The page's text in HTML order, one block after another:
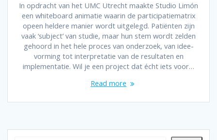
In opdracht van het UMC Utrecht maakte Studio Limón
een whiteboard animatie waarin de participatiematrix
opeen heldere manier wordt uitgelegd. Patiënten zijn
vaak ‘subject’ van studie, maar hun stem wordt zelden
gehoord in het hele proces van onderzoek, van idee-
vorming tot interpretatie van de resultaten en
implementatie. Wil je een project dat écht iets voor…
Read more